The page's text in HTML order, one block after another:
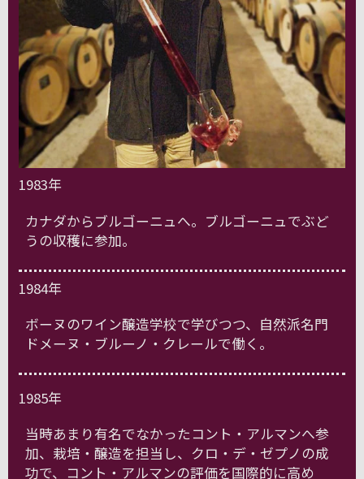
1983年
カナダからブルゴーニュへ。ブルゴーニュでぶど
うの収穫に参加。
1984年
ボーヌのワイン醸造学校で学びつつ、自然派名門
ドメーヌ・ブルーノ・クレールで働く。
1985年
当時あまり有名でなかったコント・アルマンへ参
加、栽培・醸造を担当し、クロ・デ・ゼプノの成
功で、コント・アルマンの評価を国際的に高め